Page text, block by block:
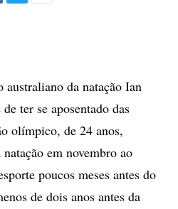
da natação Ian
ter se aposentado das
olímpico, de 24 anos,
em novembro ao
poucos meses antes do
de dois anos antes da